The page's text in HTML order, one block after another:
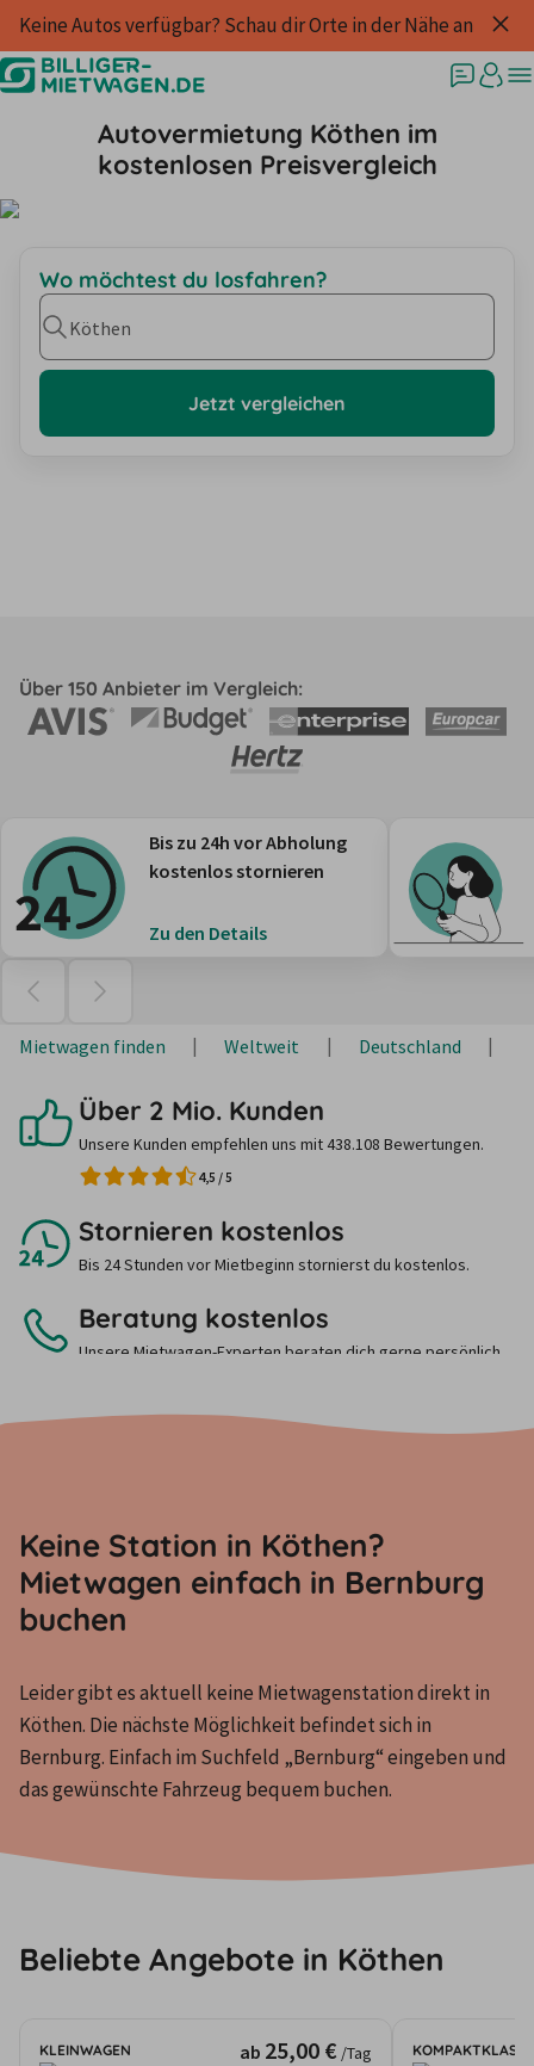
Keine Autos verfügbar? Schau dir Orte in der Nähe an
Autovermietung Köthen im
kostenlosen Preisvergleich
Wo möchtest du losfahren?
Köthen
Jetzt vergleichen
Über 150 Anbieter im Vergleich:
Bis zu 24h vor Abholung
kostenlos stornieren
Zu den Details
Mietwagen finden Weltweit Deutschland
Über 2 Mio. Kunden
Unsere Kunden empfehlen uns mit 438.108 Bewertungen.
4,5 /5
Stornieren kostenlos
Bis 24 Stunden vor Mietbeginn stornierst du kostenlos.
Beratung kostenlos
Unsere Mietwagen-Experten beraten dich gerne persönlich.
Keine Station in Köthen?
Mietwagen einfach in Bernburg
buchen
Leider gibt es aktuell keine Mietwagenstation direkt in
Köthen. Die nächste Möglichkeit befindet sich in
Bernburg. Einfach im Suchfeld „Bernburg“ eingeben und
das gewünschte Fahrzeug bequem buchen.
Beliebte Angebote in Köthen
KLEINWAGEN ab 25,00 € /Tag KOMPAKTKLASSE